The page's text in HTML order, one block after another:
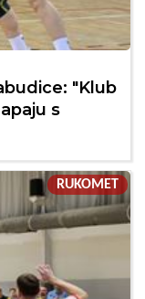
"Klub
s
RUKOMET